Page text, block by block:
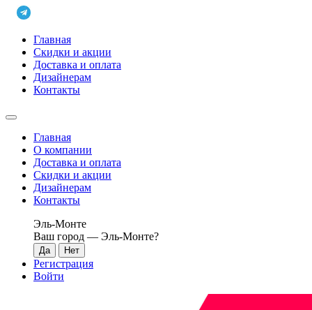
Главная
Скидки и акции
Доставка и оплата
Дизайнерам
Контакты
Главная
О компании
Доставка и оплата
Скидки и акции
Дизайнерам
Контакты
Эль-Монте
Ваш город — Эль-Монте?
Регистрация
Войти